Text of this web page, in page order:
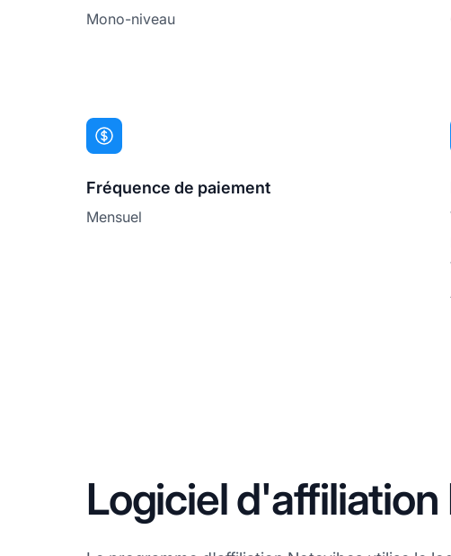
Mono-niveau
Fréquence de paiement
Mensuel
Logiciel